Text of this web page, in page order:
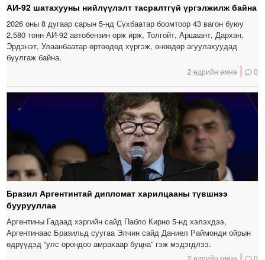
АИ-92 шатахууны нийлүүлэлт тасралтгүй үргэлжилж байна
2026 оны 8 дугаар сарын 5-нд Сүхбаатар боомтоор 43 вагон буюу
2,580 тонн АИ-92 автобензин орж ирж, Толгойт, Аршаант, Дархан,
Эрдэнэт, Улаанбаатар өртөөдөд хүргэж, өнөөдөр агуулахуудад
буулгаж байна.
2 өдрийн өмнө 0
Бразил Аргентинтай дипломат харилцааны түвшнээ
буурууллаа
Аргентины Гадаад хэргийн сайд Пабло Кирно 5-нд хэлэхдээ,
Аргентинаас Бразильд суугаа Элчин сайд Даниел Раймонди ойрын
өдрүүдэд “улс орондоо амрахаар буцна” гэж мэдэгдлээ.
2 өдрийн өмнө 0